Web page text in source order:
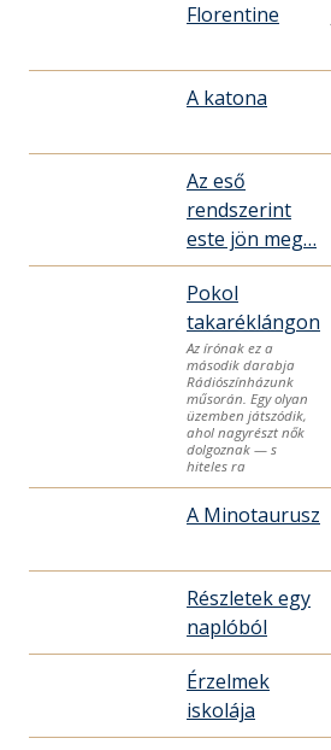
Florentine
A katona
Az eső
rendszerint
este jön meg…
Pokol
takaréklángon
Az írónak ez a
második darabja
Rádiószínházunk
műsorán. Egy olyan
üzemben játszódik,
ahol nagyrészt nők
dolgoznak — s
hiteles ra
A Minotaurusz
Részletek egy
naplóból
Érzelmek
iskolája